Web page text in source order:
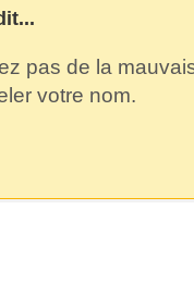
pas de la
votre nom.